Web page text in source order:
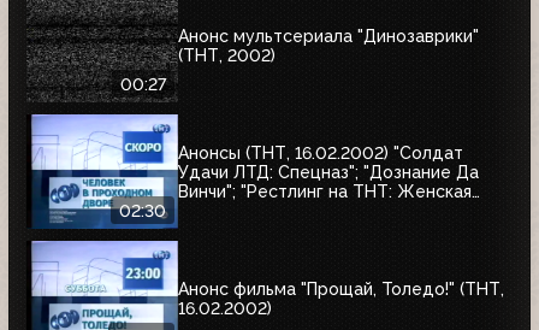
00:27
Анонс мультсериала "Динозаврики"
(ТНТ, 2002)
02:30
Анонсы (ТНТ, 16.02.2002) "Солдат
Удачи ЛТД: Спецназ"; "Дознание Да
Винчи"; "Рестлинг на ТНТ: Женская
Анонс фильма "Прощай, Толедо!" (ТНТ,
16.02.2002)